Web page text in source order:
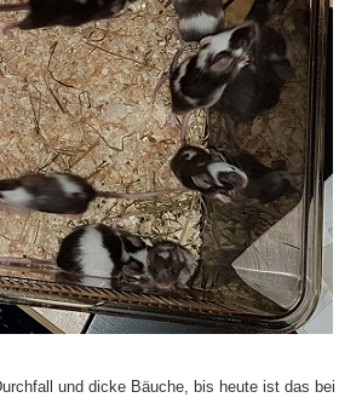
und dicke Bäuche, bis heute ist das bei